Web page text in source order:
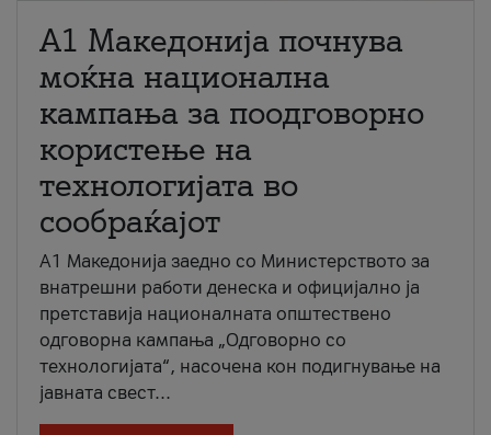
A1 Македонија почнува
моќна национална
кампања за поодговорно
користење на
технологијата во
сообраќајот
A1 Македонија заедно со Министерството за
внатрешни работи денеска и официјално ја
претставија националната општествено
одговорна кампања „Одговорно со
технологијата“, насочена кон подигнување на
јавната свест...